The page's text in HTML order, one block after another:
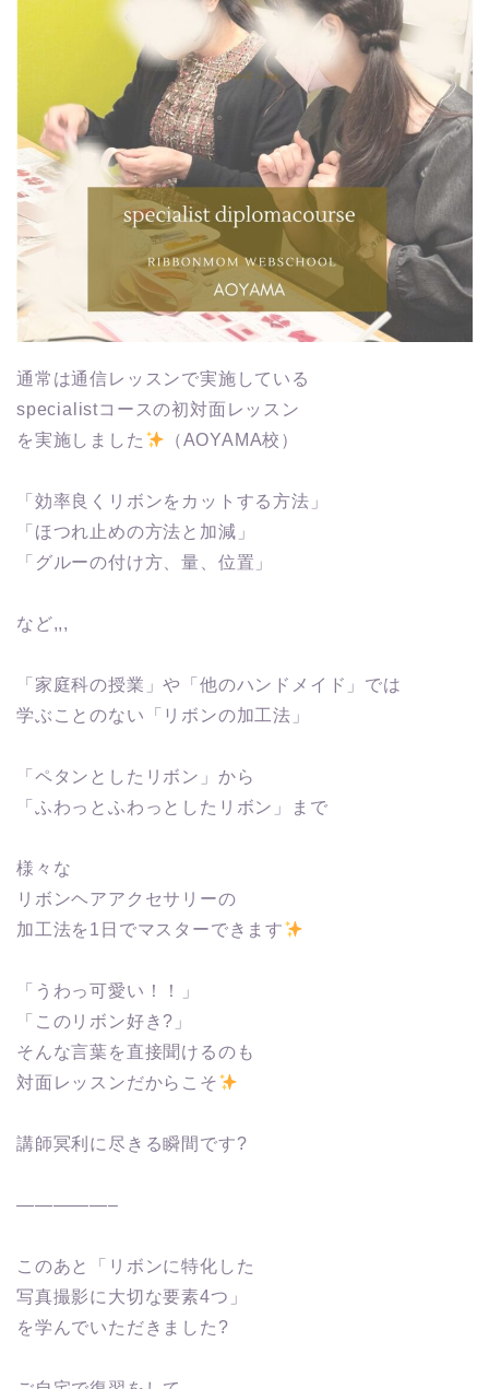
通常は通信レッスンで実施している
specialistコースの初対面レッスン
を実施しました
（AOYAMA校）
「効率良くリボンをカットする方法」
「ほつれ止めの方法と加減」
「グルーの付け方、量、位置」
など,,,
「家庭科の授業」や「他のハンドメイド」では
学ぶことのない「リボンの加工法」
「ペタンとしたリボン」から
「ふわっとふわっとしたリボン」まで
様々な
リボンヘアアクセサリーの
加工法を1日でマスターできます
「うわっ可愛い！！」
「このリボン好き?」
そんな言葉を直接聞けるのも
対面レッスンだからこそ
講師冥利に尽きる瞬間です?
—————–
このあと「リボンに特化した
写真撮影に大切な要素4つ」
を学んでいただきました?